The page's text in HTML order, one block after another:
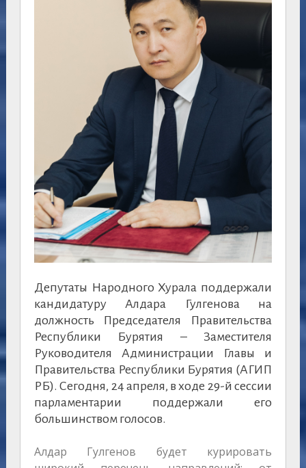
Депутаты Народного Хурала поддержали
кандидатуру Алдара Гулгенова на
должность Председателя Правительства
Республики Бурятия – Заместителя
Руководителя Администрации Главы и
Правительства Республики Бурятия (АГИП
РБ). Сегодня, 24 апреля, в ходе 29-й сессии
парламентарии поддержали его
большинством голосов.
Алдар Гулгенов будет курировать